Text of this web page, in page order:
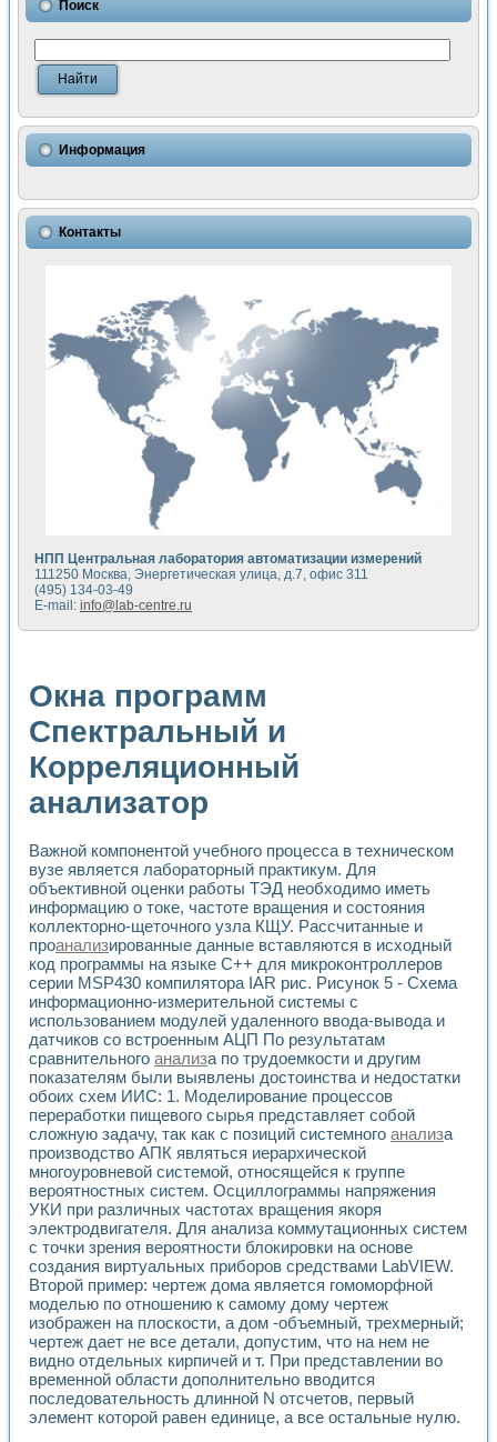
Виртуальный лабораторный стенд для исследования
Измерение шумовых параметров операционных
Измерительный преобразователь на основе цифровой
Использование NI LabVIEW для математического
Исследовние возможности создания измерителя ВАХ
Математическое моделирование генератора сигналов -
Применение осциллографического модуля с высоким
Симуляция отклика импульсного радиолокационного
Автоматизация формирования уравнений состояния для
Разработка автоматизированного стенда для измерения
Применение среды LabVIEW для построения картины
Портативная система для определения показателей
Использование LabVIEW для управления источником
Устройство для снятия вольт-амперных характеристик
Передовые научные технологии: нано-, фемто-,
Автоматизированная установка по измерению временных
Автоматизированный лабораторный комплекс на базе
Визуализация моделирования и оптимизации тепловой
Виртуальный прибор для исследования функциональных
Исследование возможности создания экономичного
Исследование кинетики движения макрочастиц в
Метод прогнозирования свойств дисперсных продуктов
Недорогая система управления сверхпроводящим
Применение технологий NI в курсе экспериментальной
Расчет переноса аэрозоля и выпадения осадка в
Применение NI VISION для геометрического анализа в
Система температурной стабилизации
Управление движением с помощью программно -
Определение параметров всплывающих газовых
Система управления асинхронным тиристорным
Лазерный профилометр
Применение средств NATIONAL INSTRUMENTS для
Разработка автоматизированного стенда для
Автоматизированный стенд рентгеновской диагностики
Высокочувствительные оптоэлектронные
Установка для измерения диэлектрических свойств
Исследование кинетики зарождения и развития
Лабораторный электрический импедансный томограф на
Микрозондовая система для характеризации
Метод траекторий в исследовании
Промышленная автоматизация
Автоматизация технологических процессов получения
Использование систем технического зрения для контроля
Исследование электромагнитных переходных процессов
Применение LabVIEW при разработке обучающих
Разработка виртуальных тренажеров путем
Система блокировок, сигнализации и защиты ускорителя
Система сбора данных и управления процессом
Управление температурой газовой среды специальной
Разработка программного обеспечения с
Использование технологий NATIONAL INSTRUMENTS
Оборудование для промышленной термотрансферной
Автоматизация реометрических исследований на базе
Применение измерителя иммитанса для исследова¬ния
Исследование электромагнитных переходных процессов
Стенд для исследования электрических переходных
Автоматизация контроля сварных швов на базе
Измерительный контроль с применением
Моделирование надежности и эффективности систем
Лабораторные практикумы и учебные стенды
Поиск
Информация
Контакты
НПП Центральная лаборатория автоматизации измерений
111250 Москва, Энергетическая улица, д.7, офис 311
(495) 134-03-49
E-mail: info@lab-centre.ru
Окна программ
Спектральный и
Корреляционный
анализатор
Важной компонентой учебного процесса в техническом
вузе является лабораторный практикум. Для
объективной оценки работы ТЭД необходимо иметь
информацию о токе, частоте вращения и состояния
коллекторно-щеточного узла КЩУ. Рассчитанные и
проанализированные данные вставляются в исходный
код программы на языке C++ для микроконтроллеров
серии MSP430 компилятора IAR рис. Рисунок 5 - Схема
информационно-измерительной системы с
использованием модулей удаленного ввода-вывода и
датчиков со встроенным АЦП По результатам
сравнительного анализа по трудоемкости и другим
показателям были выявлены достоинства и недостатки
обоих схем ИИС: 1. Моделирование процессов
переработки пищевого сырья представляет собой
сложную задачу, так как с позиций системного анализа
производство АПК являться иерархической
многоуровневой системой, относящейся к группе
вероятностных систем. Осциллограммы напряжения
УКИ при различных частотах вращения якоря
электродвигателя. Для анализа коммутационных систем
с точки зрения вероятности блокировки на основе
создания виртуальных приборов средствами LabVIEW.
Второй пример: чертеж дома является гомоморфной
моделью по отношению к самому дому чертеж
изображен на плоскости, а дом -объемный, трехмерный;
чертеж дает не все детали, допустим, что на нем не
видно отдельных кирпичей и т. При представлении во
временной области дополнительно вводится
последовательность длинной N отсчетов, первый
элемент которой равен единице, а все остальные нулю.